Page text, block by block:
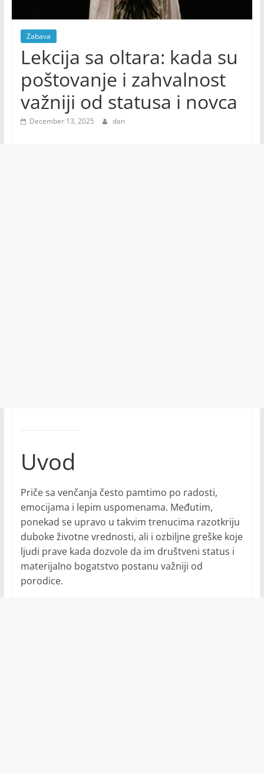
Zabava
Lekcija sa oltara: kada su
poštovanje i zahvalnost
važniji od statusa i novca
December 13, 2025 dan
Uvod
Priče sa venčanja često pamtimo po radosti,
emocijama i lepim uspomenama. Međutim,
ponekad se upravo u takvim trenucima razotkriju
duboke životne vrednosti, ali i ozbiljne greške koje
ljudi prave kada dozvole da im društveni status i
materijalno bogatstvo postanu važniji od
porodice.